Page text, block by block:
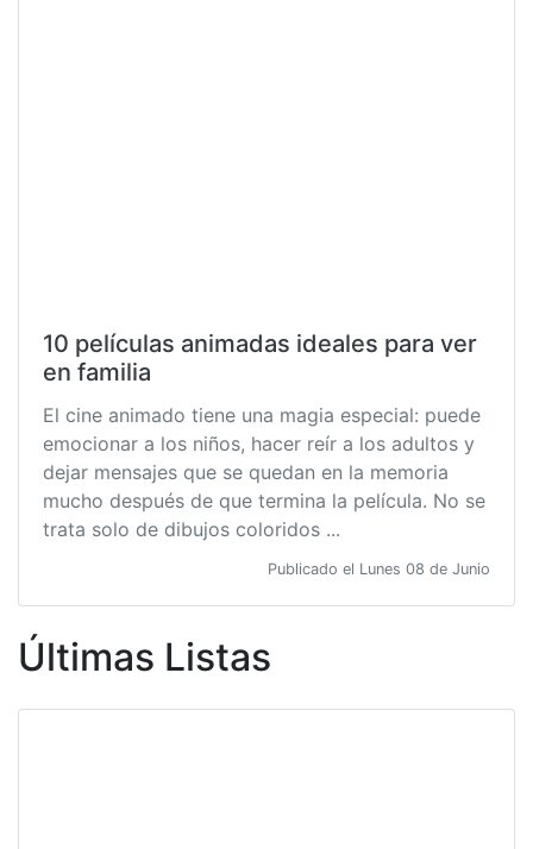
10 películas animadas ideales para ver
en familia
El cine animado tiene una magia especial: puede
emocionar a los niños, hacer reír a los adultos y
dejar mensajes que se quedan en la memoria
mucho después de que termina la película. No se
trata solo de dibujos coloridos ...
Publicado el Lunes 08 de Junio
Últimas Listas